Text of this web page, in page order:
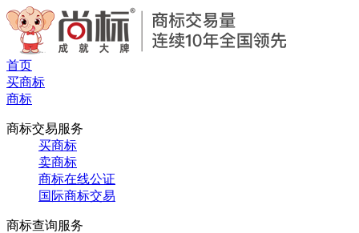
首页
买商标
商标
商标交易服务
买商标
卖商标
商标在线公证
国际商标交易
商标查询服务